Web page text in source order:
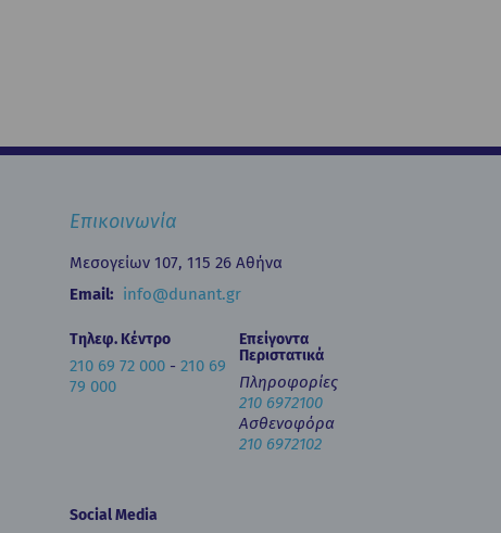
Επικοινωνία
Μεσογείων 107, 115 26 Αθήνα
Email: info@dunant.gr
Τηλεφ. Κέντρο
210 69 72 000 - 210 69
79 000
Επείγοντα
Περιστατικά
Πληροφορίες
210 6972100
Ασθενοφόρα
210 6972102
Social Media